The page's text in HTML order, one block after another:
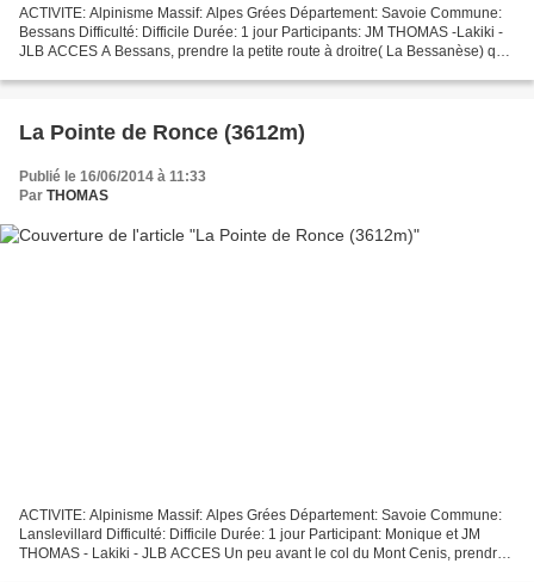
ACTIVITE: Alpinisme Massif: Alpes Grées Département: Savoie Commune:
Bessans Difficulté: Difficile Durée: 1 jour Participants: JM THOMAS -Lakiki -
JLB ACCES A Bessans, prendre la petite route à droitre( La Bessanèse) qui
La Pointe de Ronce (3612m)
Publié le 16/06/2014 à 11:33
Par THOMAS
ACTIVITE: Alpinisme Massif: Alpes Grées Département: Savoie Commune:
Lanslevillard Difficulté: Difficile Durée: 1 jour Participant: Monique et JM
THOMAS - Lakiki - JLB ACCES Un peu avant le col du Mont Cenis, prendre